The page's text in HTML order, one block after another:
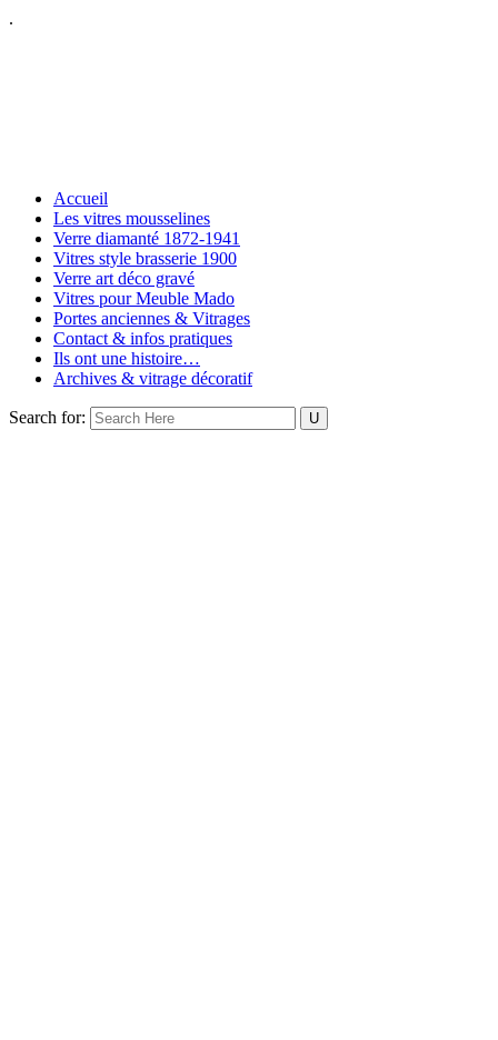
.
Accueil
Les vitres mousselines
Verre diamanté 1872-1941
Vitres style brasserie 1900
Verre art déco gravé
Vitres pour Meuble Mado
Portes anciennes & Vitrages
Contact & infos pratiques
Ils ont une histoire…
Archives & vitrage décoratif
Search for: